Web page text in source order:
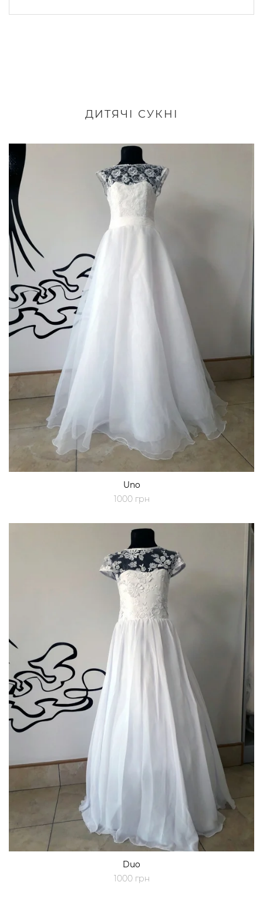
ДИТЯЧІ СУКНІ
Uno
1000 грн
Duo
1000 грн